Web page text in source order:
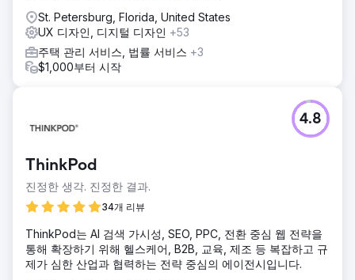
St. Petersburg, Florida, United States
UX 디자인, 디지털 디자인 +53
주택 관리 서비스, 법률 서비스 +3
$1,000부터 시작
ThinkPod
진정한 생각. 진정한 결과.
34개 리뷰
4.8
ThinkPod는 AI 검색 가시성, SEO, PPC, 전환 중심 웹 전략을
통해 확장하기 위해 헬스케어, B2B, 교육, 제조 등 복잡하고 규
제가 심한 산업과 협력하는 전략 중심의 에이전시입니다.